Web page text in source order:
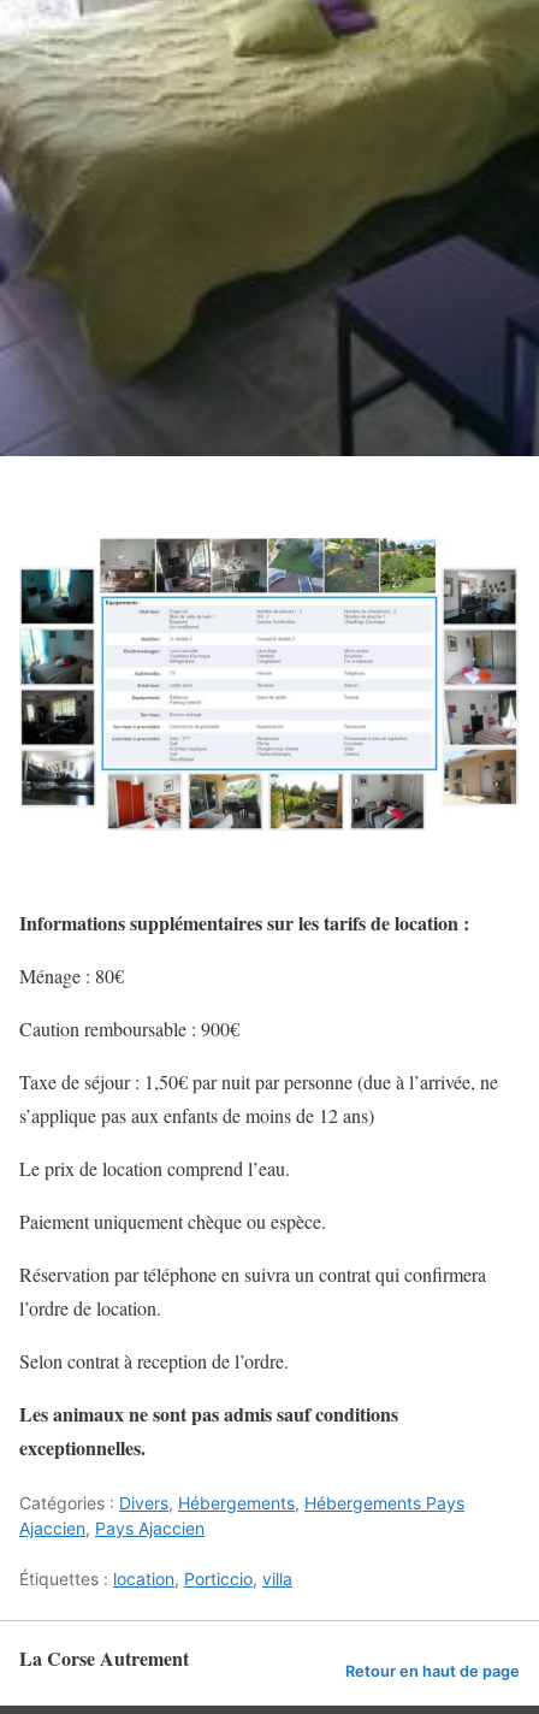
Informations supplémentaires sur les tarifs de location :
Ménage : 80€
Caution remboursable : 900€
Taxe de séjour : 1,50€ par nuit par personne (due à l’arrivée, ne
s’applique pas aux enfants de moins de 12 ans)
Le prix de location comprend l’eau.
Paiement uniquement chèque ou espèce.
Réservation par téléphone en suivra un contrat qui confirmera
l’ordre de location.
Selon contrat à reception de l’ordre.
Les animaux ne sont pas admis sauf conditions
exceptionnelles.
Catégories : Divers, Hébergements, Hébergements Pays
Ajaccien, Pays Ajaccien
Étiquettes : location, Porticcio, villa
La Corse Autrement Retour en haut de page